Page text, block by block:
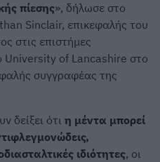
πίεσης», δήλωσε στο
Sinclair, επικεφαλής του
στις επιστήμες
University of Lancashire στο
συγγραφέας της
δείξει ότι η μέντα μπορεί
ιδιότητες, οι